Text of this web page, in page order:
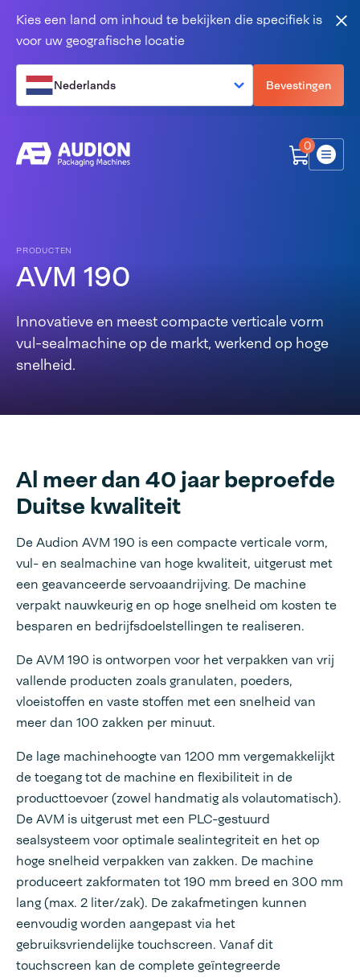
Kies een land om inhoud te bekijken die specifiek is
voor uw geografische locatie
Nederlands Bevestingen
0
Menu
PRODUCTEN
AVM 190
Innovatieve en meest compacte verticale vorm
vul-sealmachine op de markt, werkend op hoge
snelheid.
Al meer dan 40 jaar beproefde
Duitse kwaliteit
De Audion AVM 190 is een compacte verticale vorm,
vul- en sealmachine van hoge kwaliteit, uitgerust met
een geavanceerde servoaandrijving. De machine
verpakt nauwkeurig en op hoge snelheid om kosten te
besparen en bedrijfsdoelstellingen te realiseren.
De AVM 190 is ontworpen voor het verpakken van vrij
vallende producten zoals granulaten, poeders,
vloeistoffen en vaste stoffen met een snelheid van
meer dan 100 zakken per minuut.
De lage machinehoogte van 1200 mm vergemakkelijkt
de toegang tot de machine en flexibiliteit in de
producttoevoer (zowel handmatig als volautomatisch).
De AVM is uitgerust met een PLC-gestuurd
sealsysteem voor optimale sealintegriteit en het op
hoge snelheid verpakken van zakken. De machine
produceert zakformaten tot 190 mm breed en 300 mm
lang (max. 2 liter/zak). De zakafmetingen kunnen
eenvoudig worden aangepast via het
gebruiksvriendelijke touchscreen. Vanaf dit
touchscreen kan de complete geïntegreerde